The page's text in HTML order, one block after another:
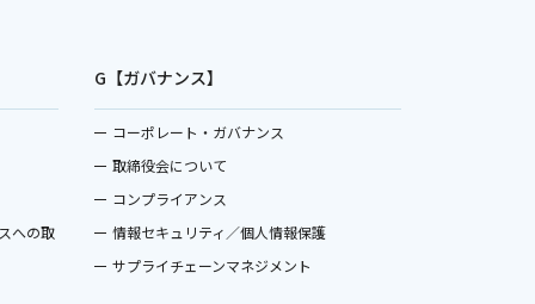
への取
G【ガバナンス】
コーポレート・ガバナンス
取締役会について
コンプライアンス
情報セキュリティ／個人情報保護
サプライチェーンマネジメント